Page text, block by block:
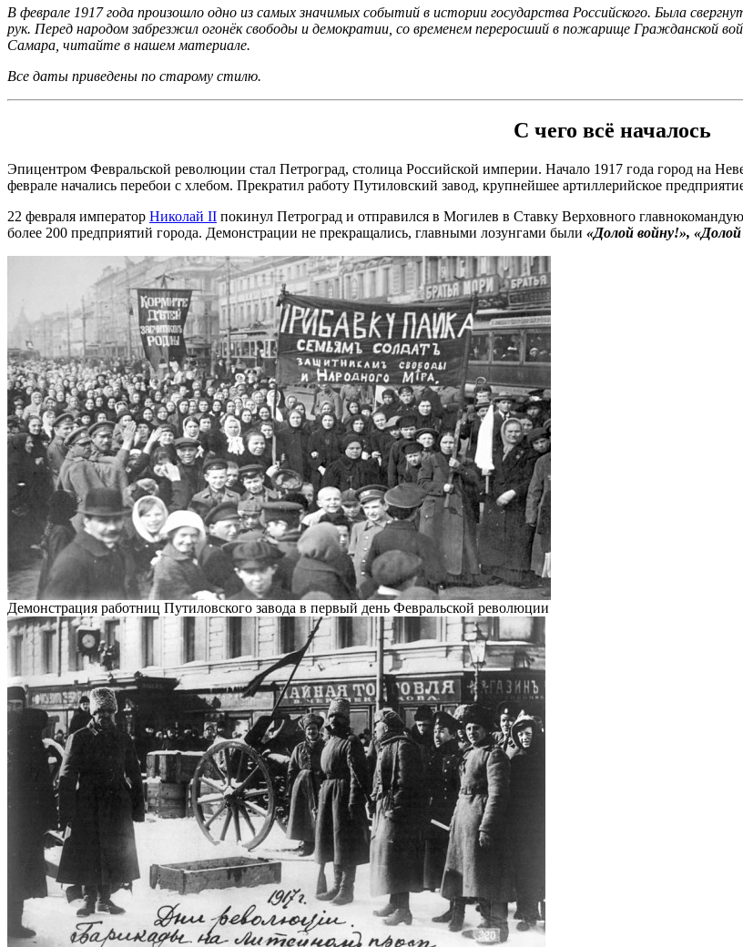
В феврале 1917 года произошло одно из самых значимых событий в истории государства Российского. Была
рук. Перед народом забрезжил огонёк свободы и демократии, со временем переросший в пожарище Гражданской
Самара, читайте в нашем материале.
Все даты приведены по старому стилю.
С чего всё началось
Эпицентром Февральской революции стал Петроград, столица Российской империи. Начало 1917 года город на
феврале начались перебои с хлебом. Прекратил работу Путиловский завод, крупнейшее артиллерийское
22 февраля император Николай II покинул Петроград и отправился в Могилев в Ставку Верховного
более 200 предприятий города. Демонстрации не прекращались, главными лозунгами были «Долой войну!»,
Демонстрация работниц Путиловского завода в первый день Февральской революции